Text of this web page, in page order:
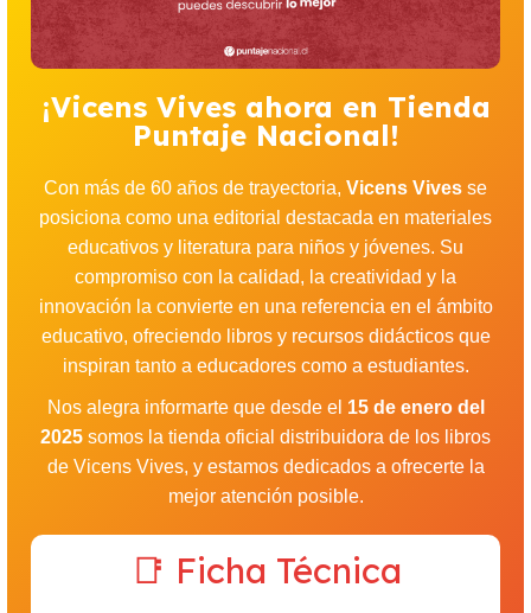
¡Vicens Vives ahora en Tienda
Puntaje Nacional!
Con más de 60 años de trayectoria, Vicens Vives se
posiciona como una editorial destacada en materiales
educativos y literatura para niños y jóvenes. Su
compromiso con la calidad, la creatividad y la
innovación la convierte en una referencia en el ámbito
educativo, ofreciendo libros y recursos didácticos que
inspiran tanto a educadores como a estudiantes.
Nos alegra informarte que desde el 15 de enero del
2025 somos la tienda oficial distribuidora de los libros
de Vicens Vives, y estamos dedicados a ofrecerte la
mejor atención posible.
📑 Ficha Técnica